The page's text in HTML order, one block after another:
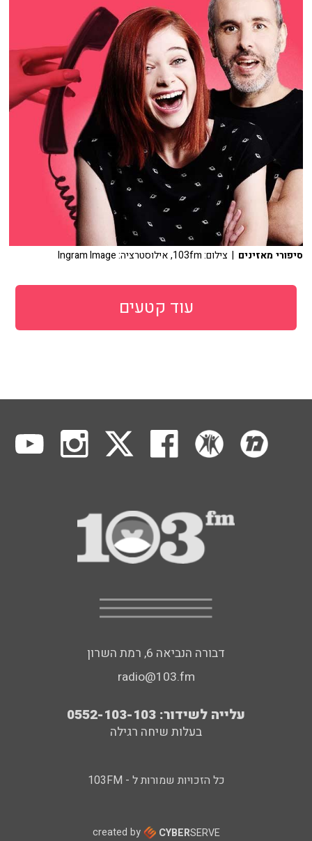
סיפורי מאזינים | צילום: 103fm, אילוסטרציה: Ingram Image
עוד קטעים
דבורה הנביאה 6, רמת השרון
radio@103.fm
עלייה לשידור: 0552-103-103
בעלות שיחה רגילה
כל הזכויות שמורות ל - 103FM
created by CYBERSERVE